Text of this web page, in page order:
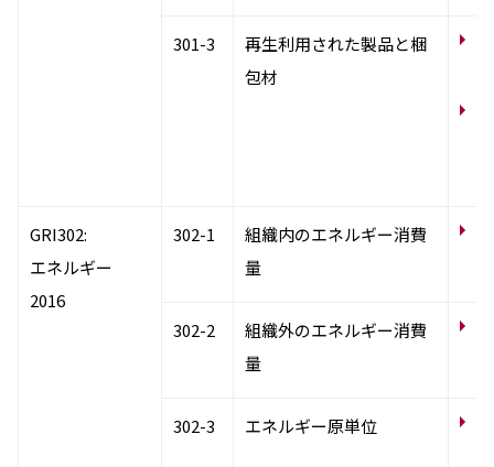
301-3
再生利用された製品と梱
包材
GRI302:
エネルギー
2016
302-1
組織内のエネルギー消費
量
302-2
組織外のエネルギー消費
量
302-3 エネルギー原単位